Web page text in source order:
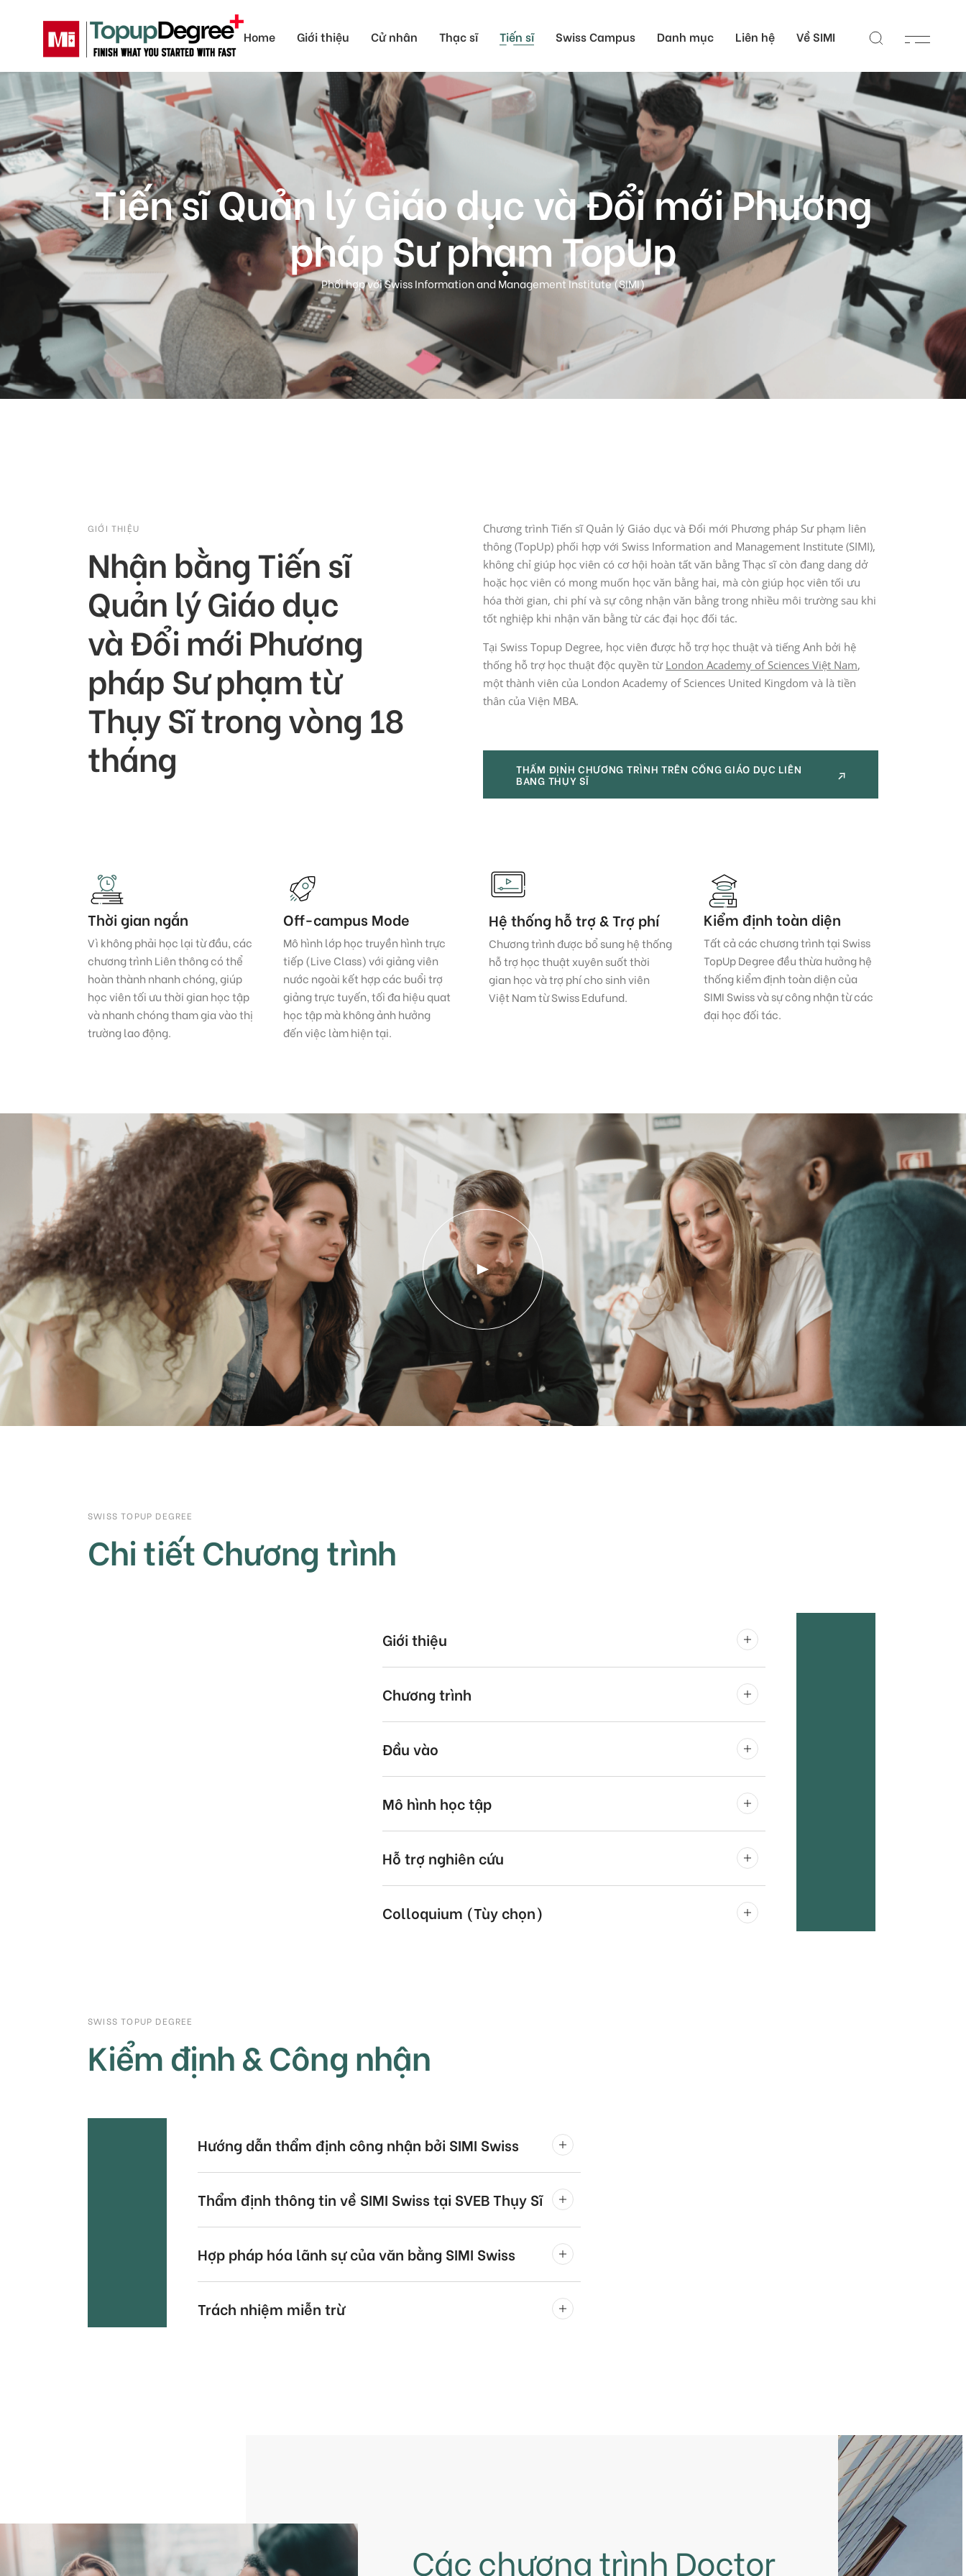
Home Giới thiệu Cử nhân Thạc sĩ Tiến sĩ Swiss Campus
Du học Thụy Sĩ Cử Nhân
Du học Thụy Sĩ Thạc Sĩ
Du học Thụy Sĩ Tiến Sĩ
Danh mục Liên hệ
Liên hệ
Các campus của SIMI
Đơn vị hỗ trợ học thuật
tại Việt Nam
Cổng hỗ trợ học thuật
toàn cầu
Về SIMI
Tiến sĩ Quản lý Giáo dục và Đổi mới Phương
pháp Sư phạm TopUp
Phối hợp với Swiss Information and Management Institute (SIMI)
GIỚI THIỆU
Nhận bằng Tiến sĩ
Quản lý Giáo dục
và Đổi mới Phương
pháp Sư phạm từ
Thụy Sĩ trong vòng 18
tháng
Chương trình Tiến sĩ Quản lý Giáo dục và Đổi mới Phương pháp Sư phạm liên
thông (TopUp) phối hợp với Swiss Information and Management Institute (SIMI),
không chỉ giúp học viên có cơ hội hoàn tất văn bằng Thạc sĩ còn đang dang dở
hoặc học viên có mong muốn học văn bằng hai, mà còn giúp học viên tối ưu
hóa thời gian, chi phí và sự công nhận văn bằng trong nhiều môi trường sau khi
tốt nghiệp khi nhận văn bằng từ các đại học đối tác.
Tại Swiss Topup Degree, học viên được hỗ trợ học thuật và tiếng Anh bởi hệ
thống hỗ trợ học thuật độc quyền từ London Academy of Sciences Việt Nam,
một thành viên của London Academy of Sciences United Kingdom và là tiền
thân của Viện MBA.
THẨM ĐỊNH CHƯƠNG TRÌNH TRÊN CỔNG GIÁO DỤC LIÊN
BANG THỤY SĨ
Thời gian ngắn
Vì không phải học lại từ đầu, các
chương trình Liên thông có thể
hoàn thành nhanh chóng, giúp
học viên tối ưu thời gian học tập
và nhanh chóng tham gia vào thị
trường lao động.
Off-campus Mode
Mô hình lớp học truyền hình trực
tiếp (Live Class) với giảng viên
nước ngoài kết hợp các buổi trợ
giảng trực tuyến, tối đa hiệu quat
học tập mà không ảnh hưởng
đến việc làm hiện tại.
Hệ thống hỗ trợ & Trợ phí
Chương trình được bổ sung hệ thống
hỗ trợ học thuật xuyên suốt thời
gian học và trợ phí cho sinh viên
Việt Nam từ Swiss Edufund.
Kiểm định toàn diện
Tất cả các chương trình tại Swiss
TopUp Degree đều thừa hưởng hệ
thống kiểm định toàn diện của
SIMI Swiss và sự công nhận từ các
đại học đối tác.
SWISS TOPUP DEGREE
Chi tiết Chương trình
Giới thiệu
Chương trình
Đầu vào
Mô hình học tập
Hỗ trợ nghiên cứu
Colloquium (Tùy chọn)
SWISS TOPUP DEGREE
Kiểm định & Công nhận
Hướng dẫn thẩm định công nhận bởi SIMI Swiss
Thẩm định thông tin về SIMI Swiss tại SVEB Thụy Sĩ
Hợp pháp hóa lãnh sự của văn bằng SIMI Swiss
Trách nhiệm miễn trừ
Các chương trình Doctor